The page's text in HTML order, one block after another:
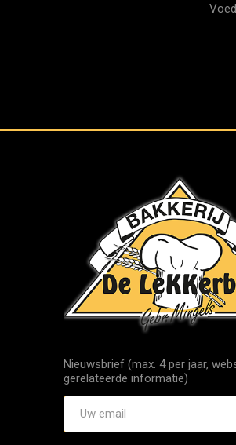
Nieuwsbrief (max. 4 per jaar,
gerelateerde informatie)